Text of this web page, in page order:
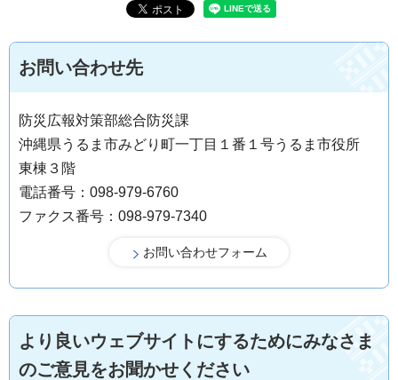
お問い合わせ先
防災広報対策部総合防災課
沖縄県うるま市みどり町一丁目１番１号うるま市役所
東棟３階
電話番号：098-979-6760
ファクス番号：098-979-7340
より良いウェブサイトにするためにみなさま
のご意見をお聞かせください